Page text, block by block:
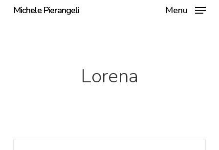
SkipMichele Pierangeli Menu
Lorena